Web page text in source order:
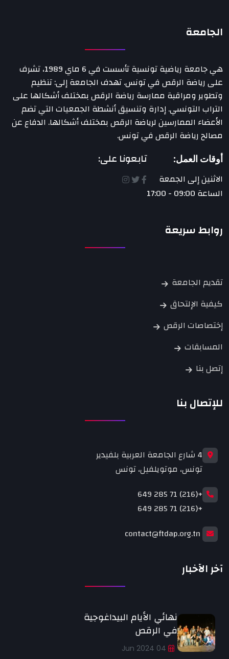
الجامعة
هي جامعة رياضية تونسية تأسست في 6 ماي 1989، تشرف
على رياضة الرقص في تونس. تهدف الجامعة إلى: تنظيم
وتطوير ومراقبة ممارسة رياضة الرقص بمختلف أشكالها على
التراب التونسي. إدارة وتنسيق أنشطة الجمعيات التي تضم
الأعضاء الممارسين لرياضة الرقص بمختلف أشكالها. الدفاع عن
مصالح رياضة الرقص في تونس.
أوقات العمل:
الاثنين إلى الجمعة
الساعة 09:00 - 17:00
تابعونا على:
روابط سريعة
تقديم الجامعة
كيفية الإلتحاق
إختصاصات الرقص
المسابقات
إتصل بنا
للإتصال بنا
4 شارع الجامعة العربية بلفيدير
تونس، موتويلفيل، تونس
+(216) 71 285 649
+(216) 71 285 649
contact@ftdap.org.tn
آخر الأخبار
نهائي الأيام البيداغوجية
في الرقص